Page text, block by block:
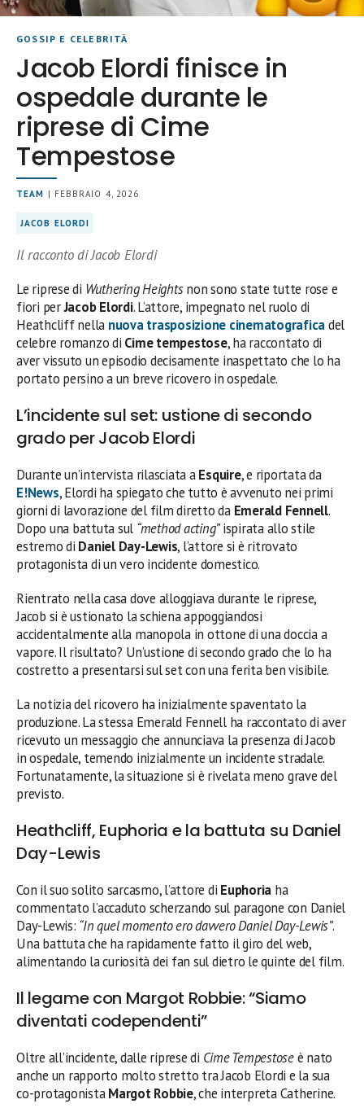
GOSSIP E CELEBRITÀ
Jacob Elordi finisce in
ospedale durante le
riprese di Cime
Tempestose
TEAM | FEBBRAIO 4, 2026
JACOB ELORDI
Il racconto di Jacob Elordi
Le riprese di Wuthering Heightsnon sono state tutte rose e
fiori perJacob Elordi. L’attore, impegnato nel ruolo di
Heathcliff nella nuova trasposizione cinematograficadel
celebre romanzo di Cime tempestose, ha raccontato di
aver vissuto un episodio decisamente inaspettato che lo ha
portato persino a un breve ricovero in ospedale.
L’incidente sul set: ustione di secondo
grado per Jacob Elordi
Durante un’intervista rilasciata aEsquire, e riportata da
E!News, Elordi ha spiegato che tutto è avvenuto nei primi
giorni di lavorazione del film diretto da Emerald Fennell.
Dopo una battuta sul “method acting”ispirata allo stile
estremo di Daniel Day-Lewis, l’attore si è ritrovato
protagonista di un vero incidente domestico.
Rientrato nella casa dove alloggiava durante le riprese,
Jacob si è ustionato la schiena appoggiandosi
accidentalmente alla manopola in ottone di una doccia a
vapore. Il risultato? Un’ustione di secondo grado che lo ha
costretto a presentarsi sul set con una ferita ben visibile.
La notizia del ricovero ha inizialmente spaventato la
produzione. La stessa Emerald Fennell ha raccontato di aver
ricevuto un messaggio che annunciava la presenza di Jacob
in ospedale, temendo inizialmente un incidente stradale.
Fortunatamente, la situazione si è rivelata meno grave del
previsto.
Heathcliff, Euphoria e la battuta su Daniel
Day-Lewis
Con il suo solito sarcasmo, l’attore di Euphoria ha
commentato l’accaduto scherzando sul paragone con Daniel
Day-Lewis: “In quel momento ero davvero Daniel Day-Lewis”.
Una battuta che ha rapidamente fatto il giro del web,
alimentando la curiosità dei fan sul dietro le quinte del film.
Il legame con Margot Robbie: “Siamo
diventati codependenti”
Oltre all’incidente, dalle riprese di Cime Tempestoseè nato
anche un rapporto molto stretto tra Jacob Elordi e la sua
co-protagonistaMargot Robbie, che interpreta Catherine.